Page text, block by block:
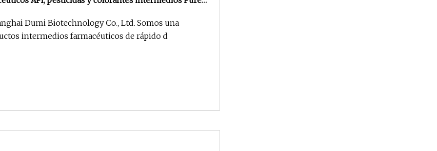
Dumi Biotechnology Co., Ltd. Somos una
intermedios farmacéuticos de rápido d